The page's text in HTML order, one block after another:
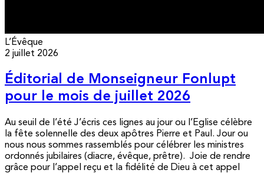
L’Évêque
2 juillet 2026
Éditorial de Monseigneur Fonlupt
pour le mois de juillet 2026
Au seuil de l’été J’écris ces lignes au jour ou l’Eglise célèbre
la fête solennelle des deux apôtres Pierre et Paul. Jour ou
nous nous sommes rassemblés pour célébrer les ministres
ordonnés jubilaires (diacre, évêque, prêtre). Joie de rendre
grâce pour l’appel reçu et la fidélité de Dieu à cet appel